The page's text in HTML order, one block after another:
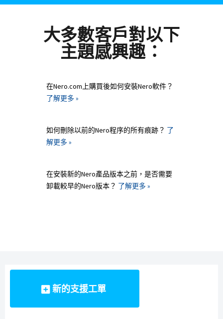
大多數客戶對以下
主題感興趣：
在Nero.com上購買後如何安裝Nero軟件？
了解更多 »
如何刪除以前的Nero程序的所有痕跡？ 了
解更多 »
在安裝新的Nero產品版本之前，是否需要
卸載較早的Nero版本？ 了解更多 »
新的支援工單